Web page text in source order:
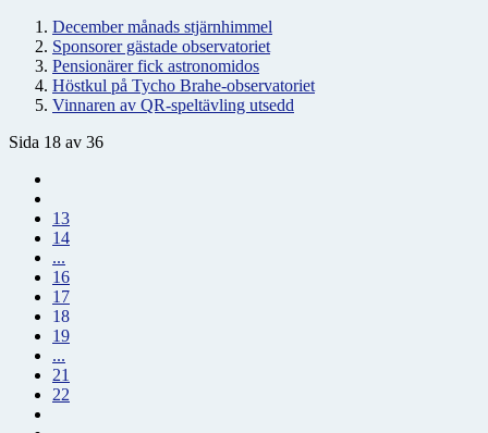
December månads stjärnhimmel
Sponsorer gästade observatoriet
Pensionärer fick astronomidos
Höstkul på Tycho Brahe-observatoriet
Vinnaren av QR-speltävling utsedd
Sida 18 av 36
13
14
...
16
17
18
19
...
21
22